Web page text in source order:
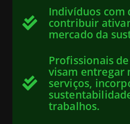
Indivíduos com
contribuir
mercado da
Profissionais
visam entregar
serviços,
trabalhos.